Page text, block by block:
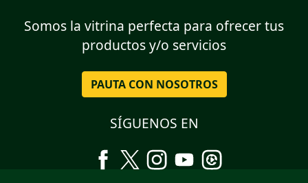
Somos la vitrina perfecta para ofrecer tus
productos y/o servicios
PAUTA CON NOSOTROS
SÍGUENOS EN